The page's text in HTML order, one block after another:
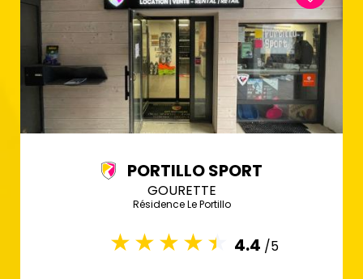
PORTILLO SPORT
GOURETTE
Résidence Le Portillo
4.4 /5